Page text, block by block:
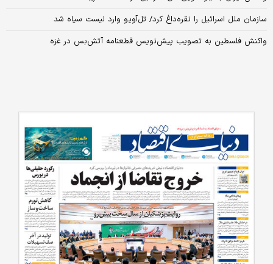
سازمان ملل اسرائیل را نقره‌داغ کرد/ تل‌آویو وارد لیست سیاه شد
واکنش فلسطین به تصویب پیش‌نویس قطعنامه آتش‌بس در غزه